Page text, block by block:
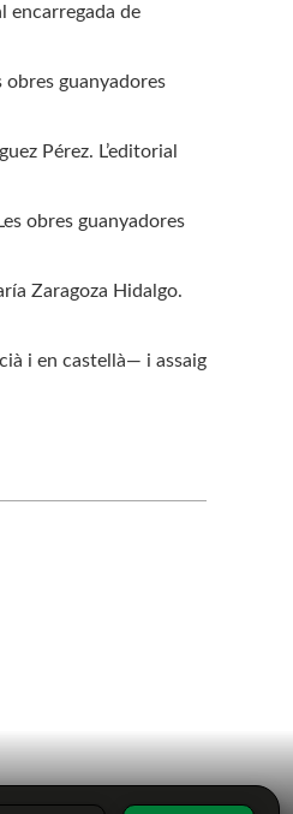
encarregada de
obres guanyadores
Pérez. L’editorial
obres guanyadores
Zaragoza Hidalgo.
i en castellà— i assaig